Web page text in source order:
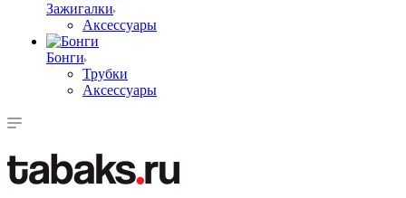
Зажигалки
Аксессуары
Бонги
Трубки
Аксессуары